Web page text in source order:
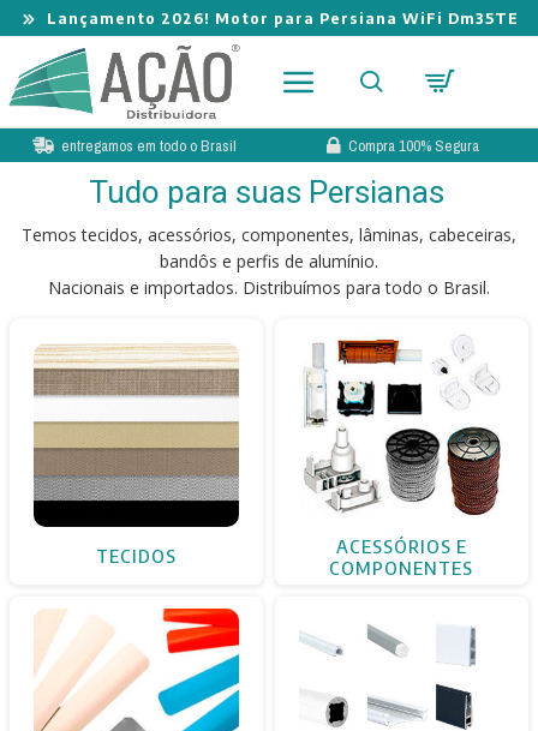
Lançamento 2026! Motor para Persiana WiFi Dm35TE
entregamos em todo o Brasil Compra 100% Segura
Tudo para suas Persianas
Temos tecidos, acessórios, componentes, lâminas, cabeceiras,
bandôs e perfis de alumínio.
Nacionais e importados. Distribuímos para todo o Brasil.
TECIDOS
ACESSÓRIOS E
COMPONENTES